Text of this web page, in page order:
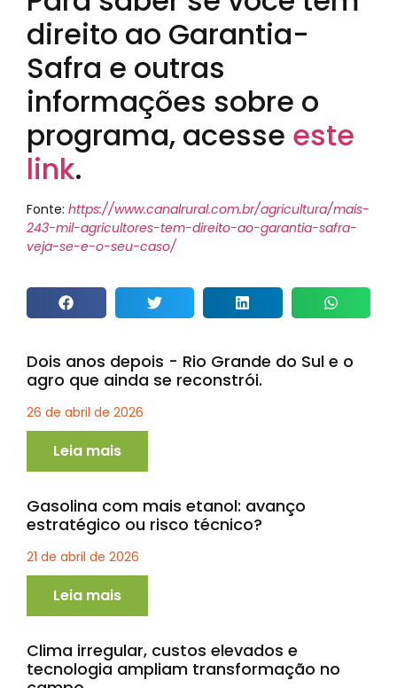
direito ao Garantia-
Safra e outras
informações sobre o
programa, acesse este
link.
Fonte: https://www.canalrural.com.br/agricultura/mais-
243-mil-agricultores-tem-direito-ao-garantia-safra-
veja-se-e-o-seu-caso/
Dois anos depois - Rio Grande do Sul e o
agro que ainda se reconstrói.
26 de abril de 2026
Leia mais
Gasolina com mais etanol: avanço
estratégico ou risco técnico?
21 de abril de 2026
Leia mais
Clima irregular, custos elevados e
tecnologia ampliam transformação no